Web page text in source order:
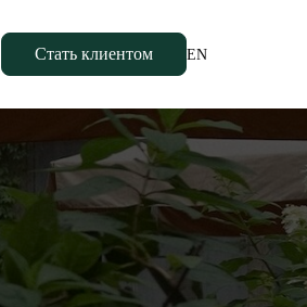
Стать клиентом EN